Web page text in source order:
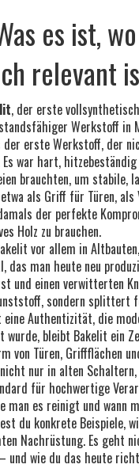
es ist,
relevant
, der erste
Werkstoff in
der erste Werkstoff, der
war hart,
brauchten, um stabile,
als Griff für Türen,
der perfekte
Holz zu brauchen.
vor allem in
das man heute neu
und einen verwitterten
sondern splittert
Authentizität, die
bleibt Bakelit ein
von Türen, Griffflächen
nur in alten
für hochwertige
man es reinigt und wann
du konkrete Beispiele,
Nachrüstung. Es geht
und wie du das heute